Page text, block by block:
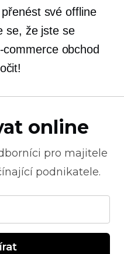
své offline
se, že jste se
commerceobchod
online
pro majitele
podnikatele.